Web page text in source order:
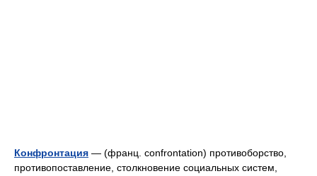
Конфронтация — (франц. confrontation) противоборство,
противопоставление, столкновение социальных систем,